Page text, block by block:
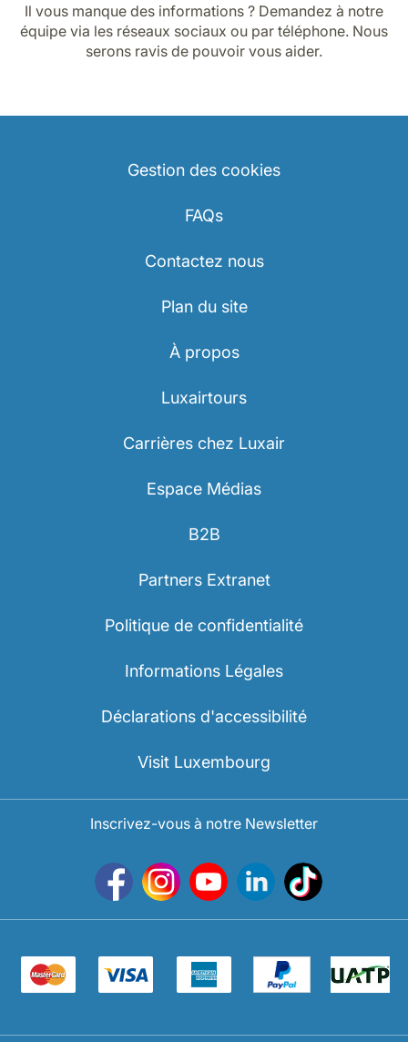
Il vous manque des informations ? Demandez à notre
équipe via les réseaux sociaux ou par téléphone. Nous
serons ravis de pouvoir vous aider.
Gestion des cookies
FAQs
Contactez nous
Plan du site
À propos
Luxairtours
Carrières chez Luxair
Espace Médias
B2B
Partners Extranet
Politique de confidentialité
Informations Légales
Déclarations d'accessibilité
Visit Luxembourg
Inscrivez-vous à notre Newsletter